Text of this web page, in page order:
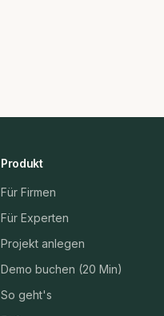
Produkt
Für Firmen
Für Experten
Projekt anlegen
Demo buchen (20 Min)
So geht's